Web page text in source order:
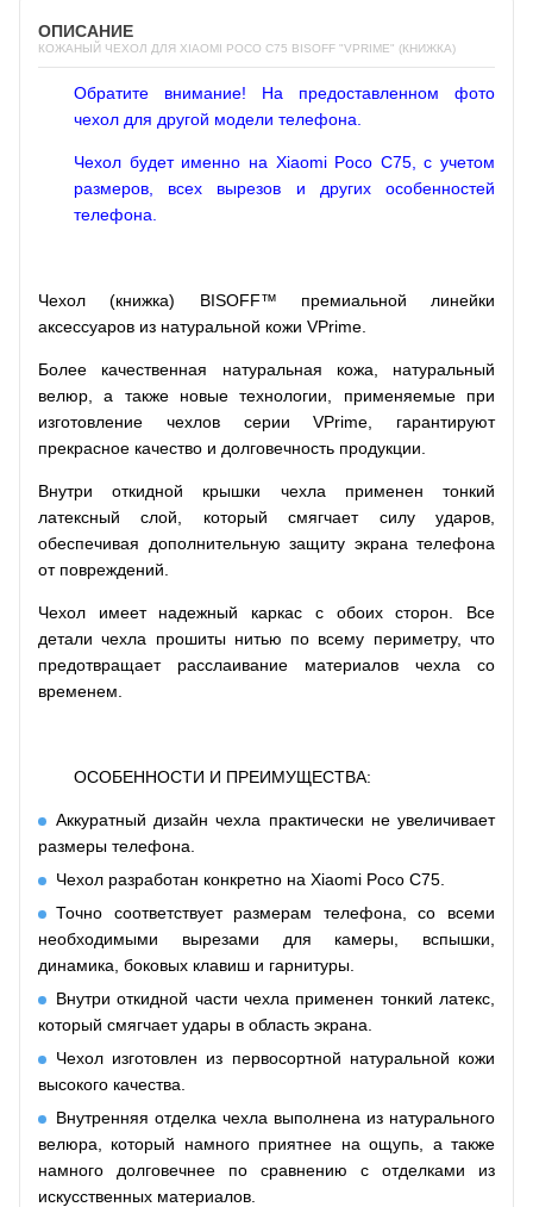
ОПИСАНИЕ
КОЖАНЫЙ ЧЕХОЛ ДЛЯ XIAOMI POCO C75 BISOFF "VPRIME" (КНИЖКА)
Обратите внимание! На предоставленном фото
чехол для другой модели телефона.
Чехол будет именно на Xiaomi Poco C75, с учетом
размеров, всех вырезов и других особенностей
телефона.
Чехол (книжка) BISOFF™ премиальной линейки
аксессуаров из натуральной кожи VPrime.
Более качественная натуральная кожа, натуральный
велюр, а также новые технологии, применяемые при
изготовление чехлов серии VPrime, гарантируют
прекрасное качество и долговечность продукции.
Внутри откидной крышки чехла применен тонкий
латексный слой, который смягчает силу ударов,
обеспечивая дополнительную защиту экрана телефона
от повреждений.
Чехол имеет надежный каркас с обоих сторон. Все
детали чехла прошиты нитью по всему периметру, что
предотвращает расслаивание материалов чехла со
временем.
ОСОБЕННОСТИ И ПРЕИМУЩЕСТВА:
Аккуратный дизайн чехла практически не увеличивает
размеры телефона.
Чехол разработан конкретно на Xiaomi Poco C75.
Точно соответствует размерам телефона, со всеми
необходимыми вырезами для камеры, вспышки,
динамика, боковых клавиш и гарнитуры.
Внутри откидной части чехла применен тонкий латекс,
который смягчает удары в область экрана.
Чехол изготовлен из первосортной натуральной кожи
высокого качества.
Внутренняя отделка чехла выполнена из натурального
велюра, который намного приятнее на ощупь, а также
намного долговечнее по сравнению с отделками из
искусственных материалов.